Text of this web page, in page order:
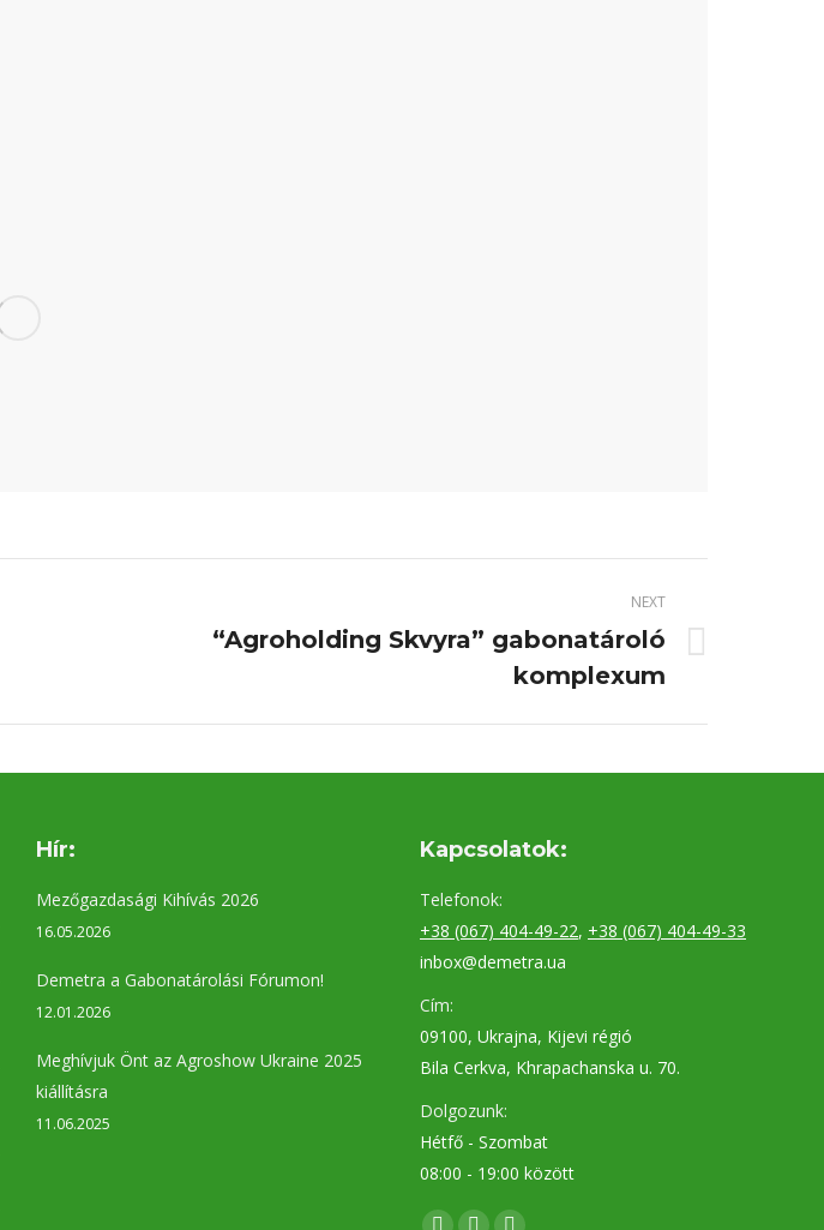
NEXT
“Agroholding Skvyra” gabonatároló
komplexum
Hír:
Mezőgazdasági Kihívás 2026
16.05.2026
Demetra a Gabonatárolási Fórumon!
12.01.2026
Meghívjuk Önt az Agroshow Ukraine 2025
kiállításra
11.06.2025
Kapcsolatok:
Telefonok:
+38 (067) 404-49-22, +38 (067) 404-49-33
inbox@demetra.ua
Cím:
09100, Ukrajna, Kijevi régió
Bila Cerkva, Khrapachanska u. 70.
Dolgozunk:
Hétfő - Szombat
08:00 - 19:00 között
Find us on: